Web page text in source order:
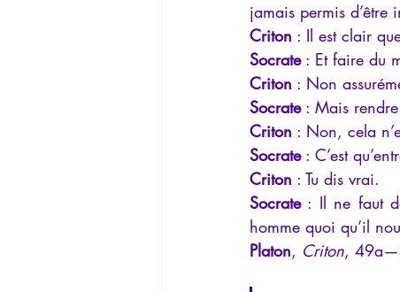
jamais permis d’être
Criton : Il est clair
Socrate : Et faire du
Criton : Non
Socrate : Mais rendre
Criton : Non, cela
Socrate : C’est
Criton : Tu dis vrai.
Socrate : Il ne faut
homme quoi qu’il
Platon, Criton,